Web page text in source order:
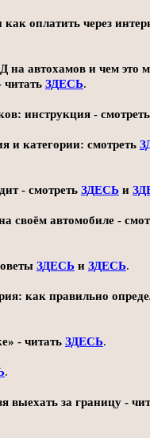
оплатить через
на автохамов и чем это
читать ЗДЕСЬ.
инструкция -
и категории: смотреть
- смотреть ЗДЕСЬ и
своём автомобиле -
ЗДЕСЬ и ЗДЕСЬ.
как правильно
- читать ЗДЕСЬ.
.
выехать за границу -